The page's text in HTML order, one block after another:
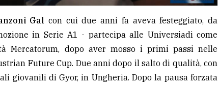
Gal con cui due anni fa aveva festeggiato, da
in Serie A1 - partecipa alle Universiadi come
Mercatorum, dopo aver mosso i primi passi nelle
Future Cup. Due anni dopo il salto di qualità, con
giovanili di Gyor, in Ungheria. Dopo la pausa forzata